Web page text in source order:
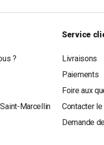
?
Marcellin
Service
Livraisons
Paiements
Foire aux
Contacter le
Demande